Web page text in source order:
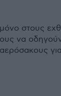
στους
να